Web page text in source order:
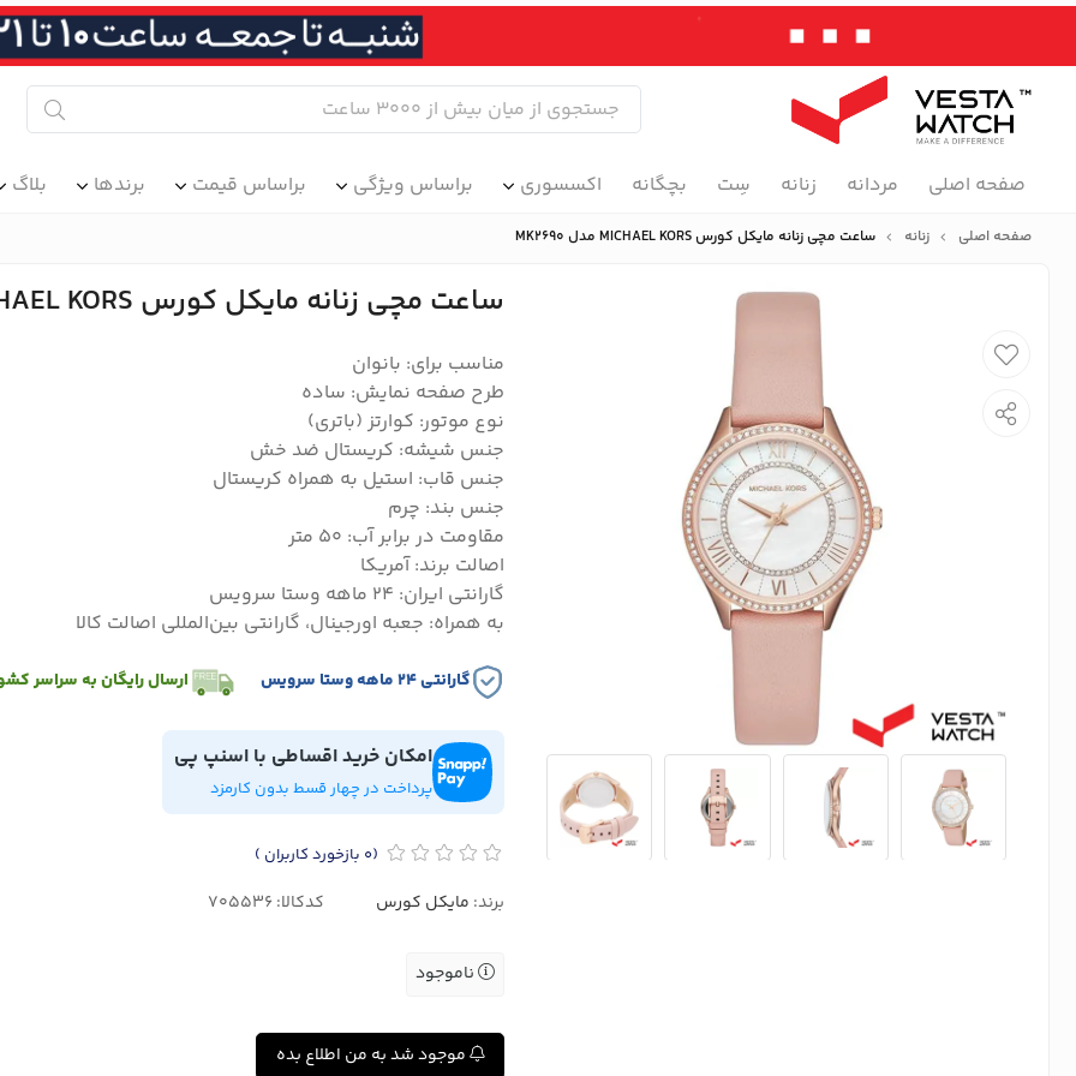
صفحه اصلی مردانه زنانه سِت بچگانه اکسسوری براساس ویژگی براساس قیمت برندها بلاگ
صفحه اصلی زنانه ساعت مچی زنانه مایکل کورس MICHAEL KORS مدل MK2690
ساعت مچی زنانه مایکل کورس MICHAEL KORS مدل MK2690
مناسب برای: بانوان
طرح صفحه نمایش: ساده
نوع موتور: کوارتز (باتری)
جنس شیشه: کریستال ضد خش
جنس قاب: استیل به همراه کریستال
جنس بند: چرم
مقاومت در برابر آب: ۵۰ متر
اصالت برند: آمریکا
گارانتی ایران: ۲۴ ماهه وستا سرویس
به همراه: جعبه اورجینال، گارانتی بین‌المللی اصالت کالا
گارانتی ۲۴ ماهه وستا سرویس ارسال رایگان به سراسر
امکان خرید اقساطی با اسنپ پی
پرداخت در چهار قسط بدون کارمزد
(0 بازخورد کاربران )
برند: مایکل کورس کدکالا:
ناموجود
موجود شد به من اطلاع بده